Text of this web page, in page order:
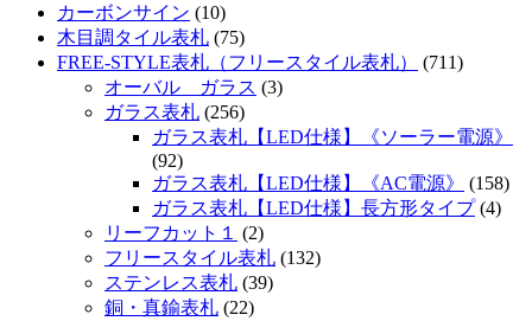
カーボンサイン (10)
木目調タイル表札 (75)
FREE-STYLE表札（フリースタイル表札）
(711)
オーバル ガラス (3)
ガラス表札 (256)
ガラス表札【LED仕様】《ソーラー電源》
(92)
ガラス表札【LED仕様】《AC電源》
(158)
ガラス表札【LED仕様】長方形タイプ(4)
リーフカット１
(2)
フリースタイル表札 (132)
ステンレス表札 (39)
銅・真鍮表札 (22)